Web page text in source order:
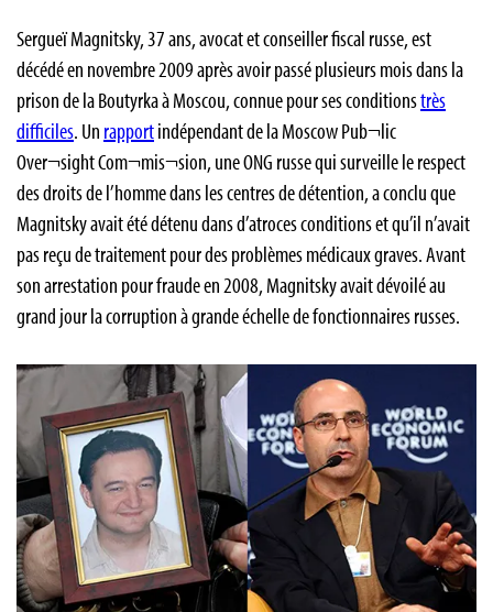
Sergueï Magnitsky, 37 ans, avocat et conseiller fiscal russe, est
décédé en novembre 2009 après avoir passé plusieurs mois dans la
prison de la Boutyrka à Moscou, connue pour ses conditionstrès
difficiles. Un rapportindépendant de la Moscow Pub¬lic
Over¬sight Com¬mis¬sion, une ONG russe qui surveille le respect
des droits de l’homme dans les centres de détention, a conclu que
Magnitsky avait été détenu dans d’atroces conditions et qu’il n’avait
pas reçu de traitement pour des problèmes médicaux graves. Avant
son arrestation pour fraude en 2008, Magnitsky avait dévoilé au
grand jour la corruption à grande échelle de fonctionnaires russes.